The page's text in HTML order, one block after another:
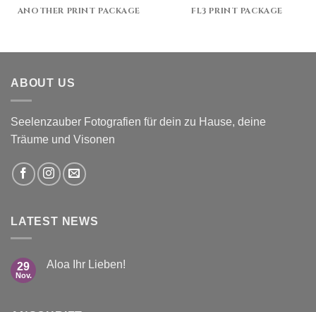
ANOTHER PRINT PACKAGE FL3 PRINT PACKAGE
ABOUT US
Seelenzauber Fotografien für dein zu Hause, deine
Träume und Visonen
LATEST NEWS
29
Nov.
Aloa Ihr Lieben!